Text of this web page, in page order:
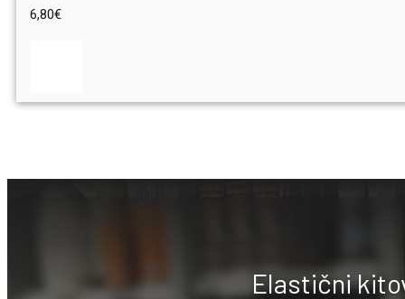
6,80€
Elastični